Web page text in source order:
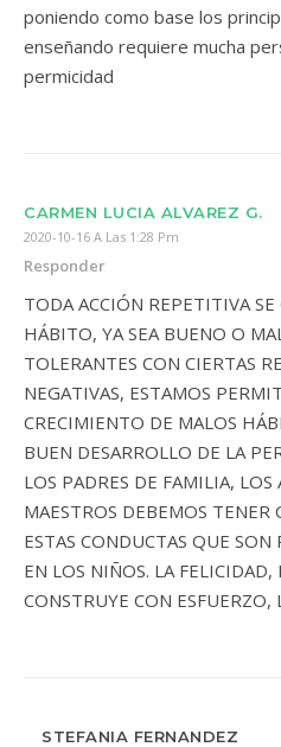
poniendo como base los
enseñando requiere mucha
permicidad
CARMEN LUCIA ALVAREZ G.
2020-10-16 A Las 1:28 Pm
Responder
TODA ACCIÓN REPETITIVA
HÁBITO, YA SEA BUENO O
TOLERANTES CON CIERTAS
NEGATIVAS, ESTAMOS
CRECIMIENTO DE MALOS
BUEN DESARROLLO DE LA
LOS PADRES DE FAMILIA, LOS
MAESTROS DEBEMOS TENER
ESTAS CONDUCTAS QUE
EN LOS NIÑOS. LA FELICIDAD,
CONSTRUYE CON ESFUERZO,
STEFANIA FERNANDEZ